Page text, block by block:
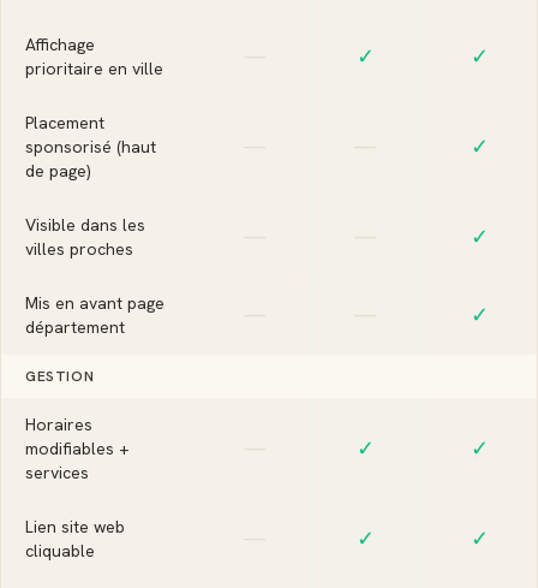
Affichage
prioritaire en ville
— ✓ ✓
Placement
sponsorisé (haut
de page)
— — ✓
Visible dans les
villes proches
— — ✓
Mis en avant page
département
— — ✓
GESTION
Horaires
modifiables +
services
— ✓ ✓
Lien site web
cliquable
— ✓ ✓